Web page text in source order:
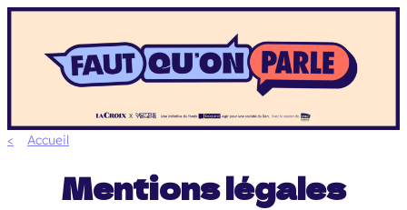
contenu
Accueil
Mentions légales